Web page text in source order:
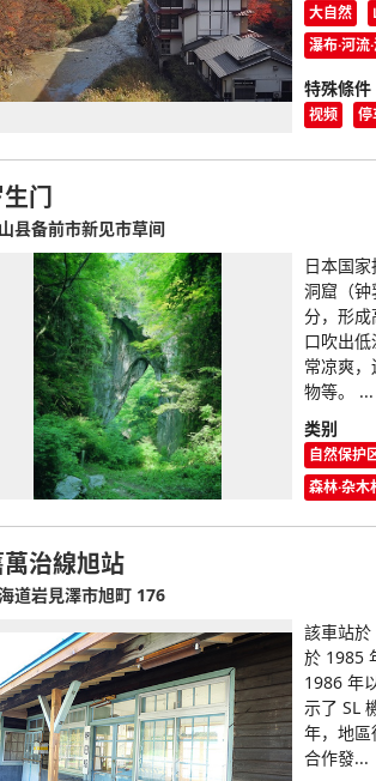
大自然
瀑布·河流
特殊條件
视频 停
门
县备前市新见市草间
日本国
洞窟（
分，形
口吹出
常凉爽
物等。 ...
类别
自然保护
森林·杂木
治線旭站
道岩見澤市旭町 176
該車站
於 1985
1986 年
示了 SL
年，地
合作發...